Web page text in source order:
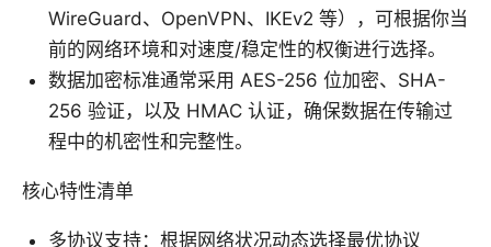
WireGuard、OpenVPN、IKEv2 等），可根据你当
前的网络环境和对速度/稳定性的权衡进行选择。
数据加密标准通常采用 AES-256 位加密、SHA-
256 验证，以及 HMAC 认证，确保数据在传输过
程中的机密性和完整性。
核心特性清单
多协议支持：根据网络状况动态选择最优协议